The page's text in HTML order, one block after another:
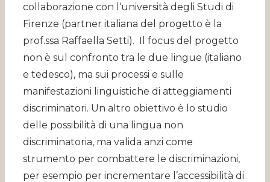
collaborazione con l‘università degli Studi di
Firenze (partner italiana del progetto è la
prof.ssa Raffaella Setti). Il focus del progetto
non è sul confronto tra le due lingue (italiano
e tedesco), ma sui processi e sulle
manifestazioni linguistiche di atteggiamenti
discriminatori. Un altro obiettivo è lo studio
delle possibilità di una lingua non
discriminatoria, ma valida anzi come
strumento per combattere le discriminazioni,
per esempio per incrementare l’accessibilità di